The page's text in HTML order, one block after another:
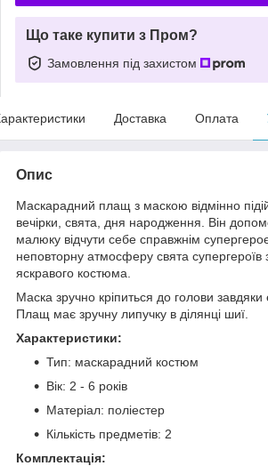
Що таке купити з Пром?
Замовлення під захистом
Доставка Оплата
Опис
Маскарадний плащ з маскою відмінно
вечірки, свята, дня народження. Він
малюку відчути себе справжнім
неповторну атмосферу свята
яскравого костюма.
Маска зручно кріпиться до голови завдяки
Плащ має зручну липучку в ділянці шиї.
Характеристики:
Тип: маскарадний костюм
Вік: 2 - 6 років
Матеріал: поліестер
Кількість предметів: 2
Комплектація: